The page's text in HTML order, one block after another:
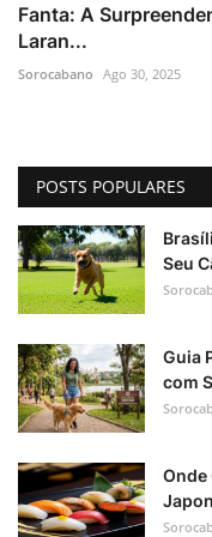
Fanta: A
Laran...
Sorocabano Ago 30, 2025
POSTS POPULARES
Seu
Guia
com
Onde